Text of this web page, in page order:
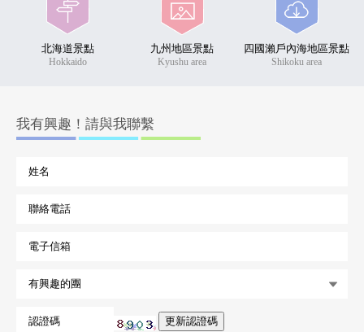
北海道景點
Hokkaido
九州地區景點
Kyushu area
四國瀨戶內海地區景點
Shikoku area
我有興趣！請與我聯繫